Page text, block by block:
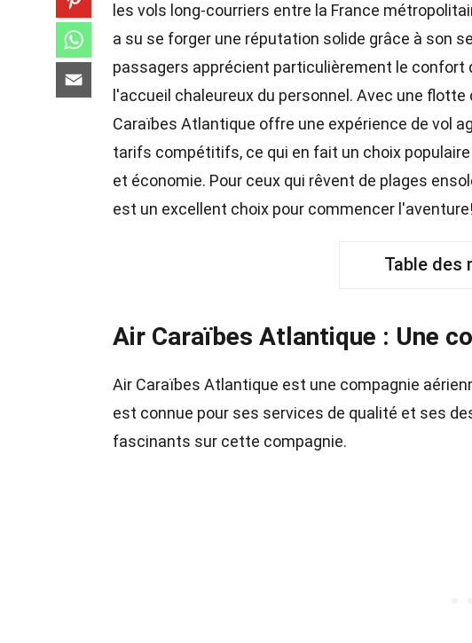
les vols long-courriers entre la France
a su se forger une réputation solide grâce à son
passagers apprécient particulièrement le confort
l'accueil chaleureux du personnel. Avec une
Caraïbes Atlantique offre une expérience de vol
tarifs compétitifs, ce qui en fait un choix
et économie. Pour ceux qui rêvent de plages
est un excellent choix pour commencer l'aventure!
Table des
Air Caraïbes Atlantique : Une
Air Caraïbes Atlantique est une compagnie
est connue pour ses services de qualité et ses
fascinants sur cette compagnie.